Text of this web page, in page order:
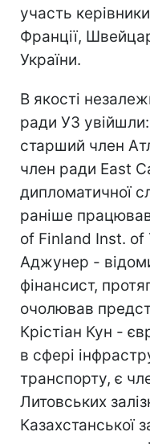
участь
Франції,
України.
В якості
ради УЗ
старший член
член ради East
дипломатичної
раніше
of Finland Inst.
Аджунер -
фінансист,
очолював
Крістіан Кун -
в сфері
транспорту, є
Литовських
Казахстанської